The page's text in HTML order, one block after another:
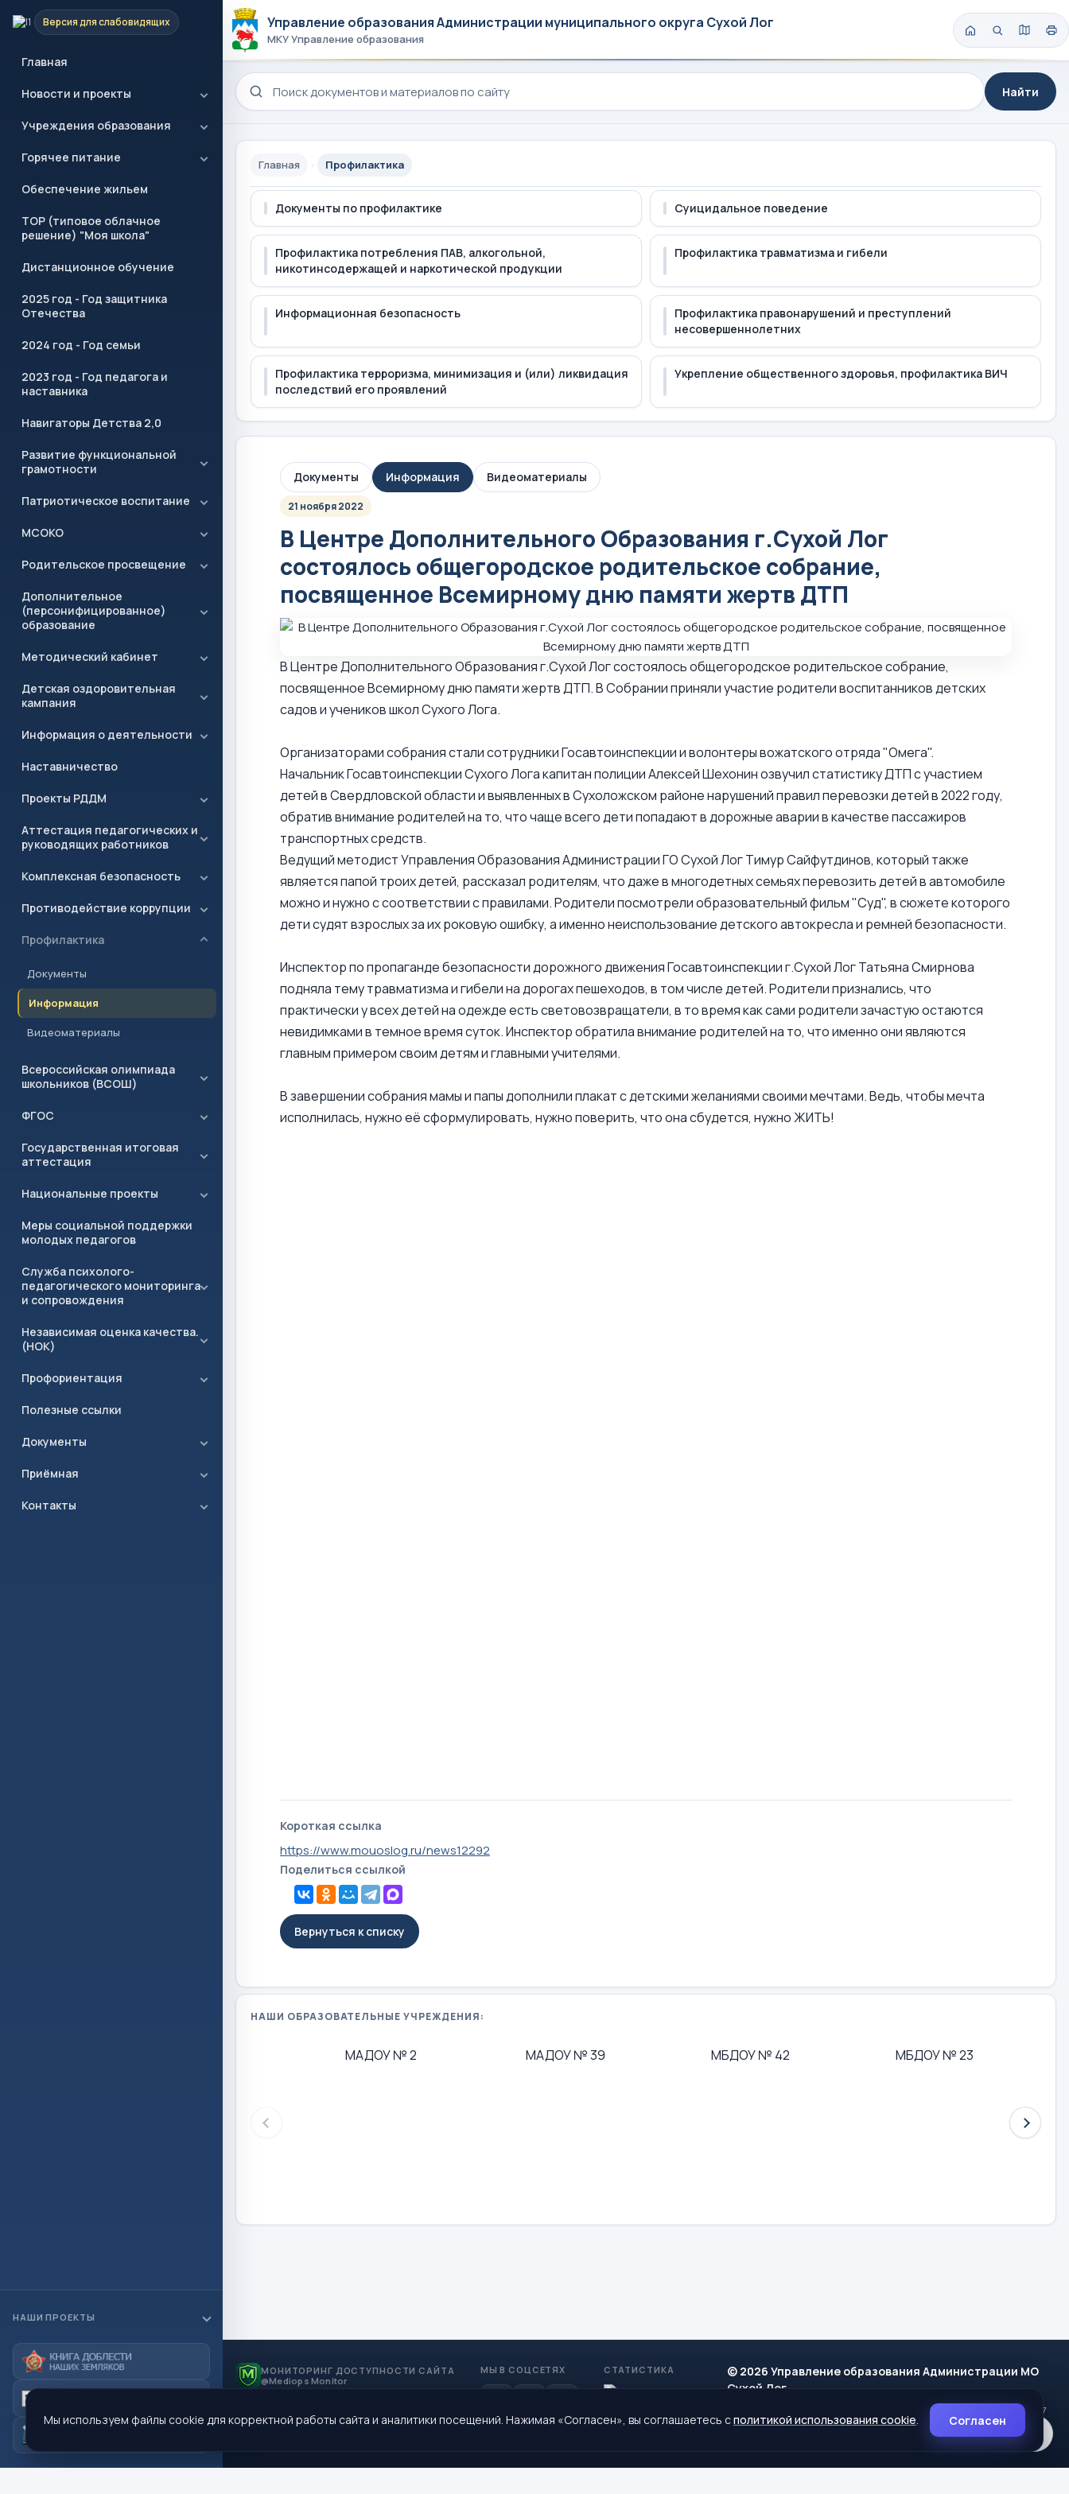
Версия для слабовидящих
Главная
Новости и проекты
Учреждения образования
Горячее питание
Обеспечение жильем
ТОР (типовое облачное
решение) "Моя школа"
Дистанционное обучение
2025 год - Год защитника
Отечества
2024 год - Год семьи
2023 год - Год педагога и
наставника
Навигаторы Детства 2,0
Развитие функциональной
грамотности
Патриотическое воспитание
МСОКО
Родительское просвещение
Дополнительное
(персонифицированное)
образование
Методический кабинет
Детская оздоровительная
кампания
Информация о деятельности
Наставничество
Проекты РДДМ
Аттестация педагогических и
руководящих работников
Комплексная безопасность
Противодействие коррупции
Профилактика
Документы
Информация
Видеоматериалы
Всероссийская олимпиада
школьников (ВСОШ)
ФГОС
Государственная итоговая
аттестация
Национальные проекты
Меры социальной поддержки
молодых педагогов
Служба психолого-
педагогического мониторинга
и сопровождения
Независимая оценка качества.
(НОК)
Профориентация
Полезные ссылки
Документы
Приёмная
Контакты
НАШИ ПРОЕКТЫ
Управление образования Администрации муниципального округа Сухой Лог
МКУ Управление образования
Поиск по сайту
Найти
Главная Профилактика
Документы по профилактике Суицидальное поведение
Профилактика потребления ПАВ, алкогольной,
никотинсодержащей и наркотической продукции
Профилактика травматизма и гибели
Информационная безопасность
Профилактика правонарушений и преступлений
несовершеннолетних
Профилактика терроризма, минимизация и (или) ликвидация
последствий его проявлений
Укрепление общественного здоровья, профилактика ВИЧ
Документы Информация Видеоматериалы
21 ноября 2022
В Центре Дополнительного Образования г.Сухой Лог
состоялось общегородское родительское собрание,
посвященное Всемирному дню памяти жертв ДТП
В Центре Дополнительного Образования г.Сухой Лог состоялось общегородское родительское собрание,
посвященное Всемирному дню памяти жертв ДТП. В Собрании приняли участие родители воспитанников детских
садов и учеников школ Сухого Лога.
Организаторами собрания стали сотрудники Госавтоинспекции и волонтеры вожатского отряда "Омега".
Начальник Госавтоинспекции Сухого Лога капитан полиции Алексей Шехонин озвучил статистику ДТП с участием
детей в Свердловской области и выявленных в Сухоложском районе нарушений правил перевозки детей в 2022 году,
обратив внимание родителей на то, что чаще всего дети попадают в дорожные аварии в качестве пассажиров
транспортных средств.
Ведущий методист Управления Образования Администрации ГО Сухой Лог Тимур Сайфутдинов, который также
является папой троих детей, рассказал родителям, что даже в многодетных семьях перевозить детей в автомобиле
можно и нужно с соответствии с правилами. Родители посмотрели образовательный фильм "Суд", в сюжете которого
дети судят взрослых за их роковую ошибку, а именно неиспользование детского автокресла и ремней безопасности.
Инспектор по пропаганде безопасности дорожного движения Госавтоинспекции г.Сухой Лог Татьяна Смирнова
подняла тему травматизма и гибели на дорогах пешеходов, в том числе детей. Родители признались, что
практически у всех детей на одежде есть световозвращатели, в то время как сами родители зачастую остаются
невидимками в темное время суток. Инспектор обратила внимание родителей на то, что именно они являются
главным примером своим детям и главными учителями.
В завершении собрания мамы и папы дополнили плакат с детскими желаниями своими мечтами. Ведь, чтобы мечта
исполнилась, нужно её сформулировать, нужно поверить, что она сбудется, нужно ЖИТЬ!
Короткая ссылка
https://www.mouoslog.ru/news12292
Поделиться ссылкой
Вернуться к списку
НАШИ ОБРАЗОВАТЕЛЬНЫЕ УЧРЕЖДЕНИЯ:
МАДОУ № 2 МАДОУ № 39 МБДОУ № 42 МБДОУ № 23
МОНИТОРИНГ ДОСТУПНОСТИ САЙТА
@Mediops Monitor
МЫ В СОЦСЕТЯХ СТАТИСТИКА
© 2026 Управление образования Администрации МО
Сухой Лог
624800, Свердловская область, г. Сухой Лог, ул. Кирова, дом 7
Политика cookie
Мы используем файлы cookie для корректной работы сайта и аналитики посещений. Нажимая «Согласен», вы соглашаетесь сполитикой использования cookie. Согласен